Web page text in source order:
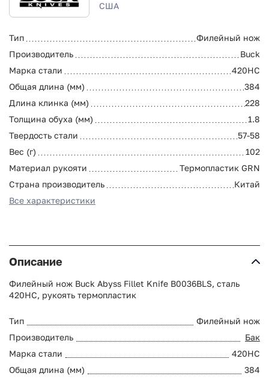
США
Тип
Филейный нож
Производитель
Buck
Марка стали
420HC
Общая длина (мм)
384
Длина клинка (мм)
228
Толщина обуха (мм)
1.8
Твердость стали
57-58
Вес (г)
102
Материал рукояти
Термопластик GRN
Страна производитель
Китай
Все характеристики
Описание
Филейный нож Buck Abyss Fillet Knife B0036BLS, сталь
420HC, рукоять термопластик
Тип
Филейный нож
Производитель
Бак
Марка стали
420HC
Общая длина (мм)
384